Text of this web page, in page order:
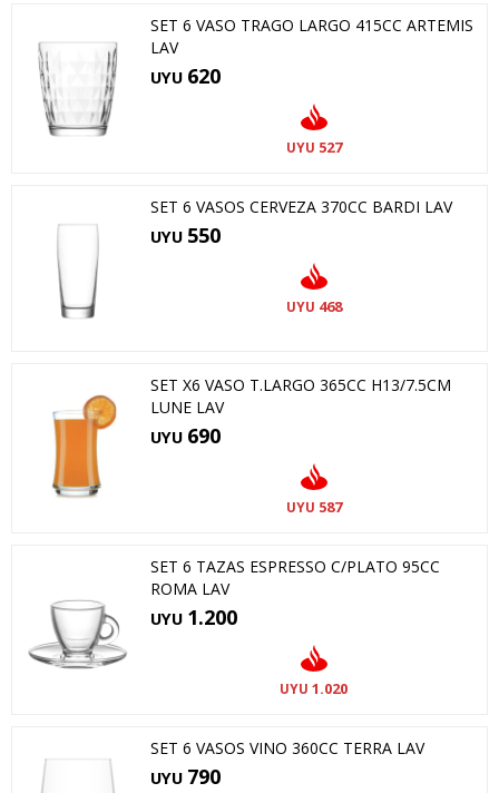
SET 6 VASO TRAGO LARGO 415CC ARTEMIS
LAV
UYU 620
UYU 527
SET 6 VASOS CERVEZA 370CC BARDI LAV
UYU 550
UYU 468
SET X6 VASO T.LARGO 365CC H13/7.5CM
LUNE LAV
UYU 690
UYU 587
SET 6 TAZAS ESPRESSO C/PLATO 95CC
ROMA LAV
UYU 1.200
UYU 1.020
SET 6 VASOS VINO 360CC TERRA LAV
UYU 790